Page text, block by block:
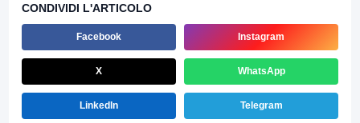
CONDIVIDI L'ARTICOLO
Facebook Instagram
X WhatsApp
LinkedIn Telegram